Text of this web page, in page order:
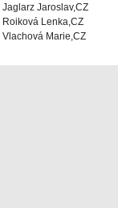
Jaglarz Jaroslav,CZ
Roiková Lenka,CZ
Vlachová Marie,CZ